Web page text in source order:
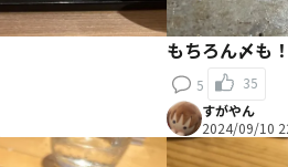
もちろん〆も！
5 35
すがやん
2024/09/10